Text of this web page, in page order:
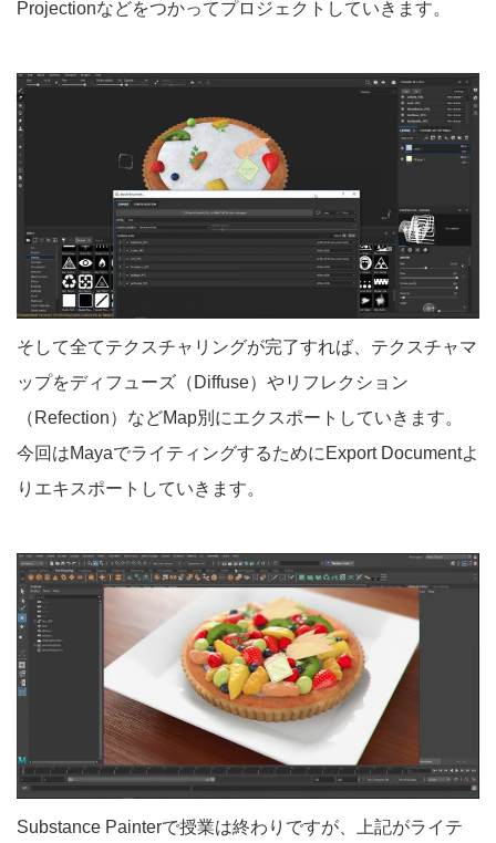
Projectionなどをつかってプロジェクトしていきます。
そして全てテクスチャリングが完了すれば、テクスチャマ
ップをディフューズ（Diffuse）やリフレクション
（Refection）などMap別にエクスポートしていきます。
今回はMayaでライティングするためにExport Documentよ
りエキスポートしていきます。
Substance Painterで授業は終わりですが、上記がライテ